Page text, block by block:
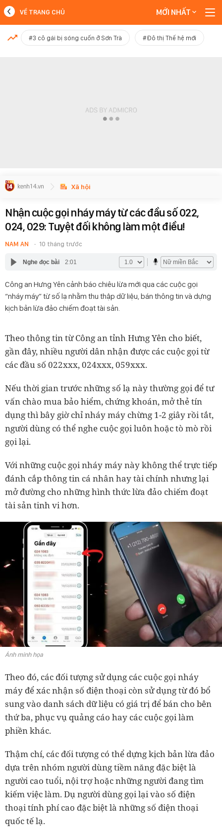
MỚI NHẤT
VỀ TRANG CHỦ MỚI NHẤT
#3 cô gái bị sóng cuốn ở Sơn Trà #Đô thị Thế hệ mới
Xã hội
Nhận cuộc gọi nháy máy từ các đầu số 022,
024, 029: Tuyệt đối không làm một điều!
NAM AN 10 tháng trước
Nghe đọc bài 2:01
Công an Hưng Yên cảnh báo chiêu lừa mới qua các cuộc gọi
“nháy máy” từ số lạ nhằm thu thập dữ liệu, bán thông tin và dựng
kịch bản lừa đảo chiếm đoạt tài sản.
Theo thông tin từ Công an tỉnh Hưng Yên cho biết,
gần đây, nhiều người dân nhận được các cuộc gọi từ
các đầu số 022xxx, 024xxx, 059xxx.
Nếu thời gian trước những số lạ này thường gọi để tư
vấn chào mua bảo hiểm, chứng khoán, mở thẻ tín
dụng thì bây giờ chỉ nháy máy chừng 1-2 giây rồi tắt,
người dùng có thể nghe cuộc gọi luôn hoặc tò mò rồi
gọi lại.
Với những cuộc gọi nháy máy này không thể trực tiếp
đánh cắp thông tin cá nhân hay tài chính nhưng lại
mở đường cho những hình thức lừa đảo chiếm đoạt
tài sản tinh vi hơn.
Ảnh minh họa
Theo đó, các đối tượng sử dụng các cuộc gọi nháy
máy để xác nhận số điện thoại còn sử dụng từ đó bổ
sung vào danh sách dữ liệu có giá trị để bán cho bên
thứ ba, phục vụ quảng cáo hay các cuộc gọi làm
phiền khác.
Thậm chí, các đối tượng có thể dựng kịch bản lừa đảo
dựa trên nhóm người dùng tiềm năng đặc biệt là
người cao tuổi, nội trợ hoặc những người đang tìm
kiếm việc làm. Dụ người dùng gọi lại vào số điện
thoại tính phí cao đặc biệt là những số điện thoại
quốc tế lạ.